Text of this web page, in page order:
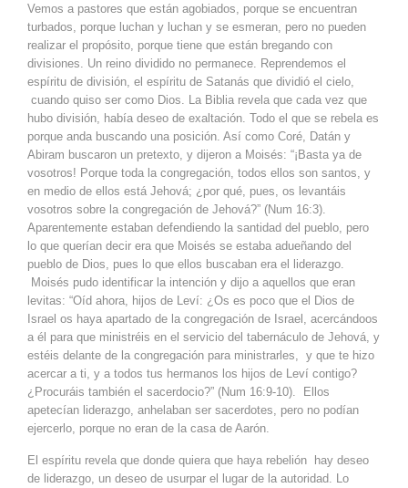
Vemos a pastores que están agobiados, porque se encuentran
turbados, porque luchan y luchan y se esmeran, pero no pueden
realizar el propósito, porque tiene que están bregando con
divisiones. Un reino dividido no permanece. Reprendemos el
espíritu de división, el espíritu de Satanás que dividió el cielo,
cuando quiso ser como Dios. La Biblia revela que cada vez que
hubo división, había deseo de exaltación. Todo el que se rebela es
porque anda buscando una posición. Así como Coré, Datán y
Abiram buscaron un pretexto, y dijeron a Moisés: “¡Basta ya de
vosotros! Porque toda la congregación, todos ellos son santos, y
en medio de ellos está Jehová; ¿por qué, pues, os levantáis
vosotros sobre la congregación de Jehová?” (Num 16:3).
Aparentemente estaban defendiendo la santidad del pueblo, pero
lo que querían decir era que Moisés se estaba adueñando del
pueblo de Dios, pues lo que ellos buscaban era el liderazgo.
Moisés pudo identificar la intención y dijo a aquellos que eran
levitas: “Oíd ahora, hijos de Leví: ¿Os es poco que el Dios de
Israel os haya apartado de la congregación de Israel, acercándoos
a él para que ministréis en el servicio del tabernáculo de Jehová, y
estéis delante de la congregación para ministrarles, y que te hizo
acercar a ti, y a todos tus hermanos los hijos de Leví contigo?
¿Procuráis también el sacerdocio?” (Num 16:9-10). Ellos
apetecían liderazgo, anhelaban ser sacerdotes, pero no podían
ejercerlo, porque no eran de la casa de Aarón.
El espíritu revela que donde quiera que haya rebelión hay deseo
de liderazgo, un deseo de usurpar el lugar de la autoridad. Lo